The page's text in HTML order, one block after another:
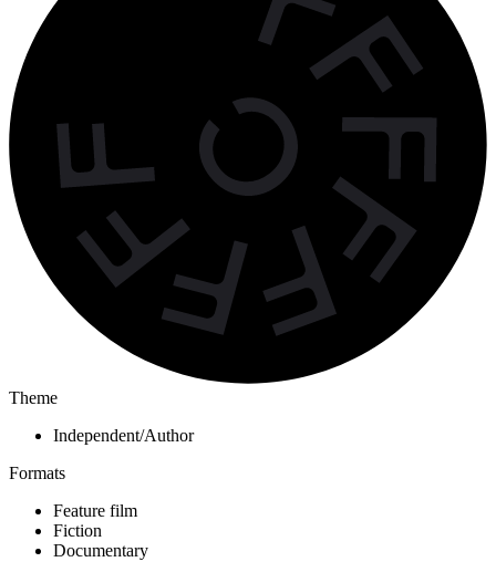
Theme
Independent/Author
Formats
Feature film
Fiction
Documentary